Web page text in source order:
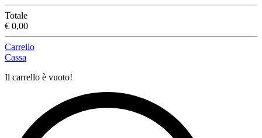
Totale
€ 0,00
Carrello
Cassa
Il carrello è vuoto!